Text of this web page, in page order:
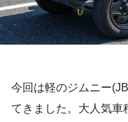
今回は軽のジムニー
てきました。大人気